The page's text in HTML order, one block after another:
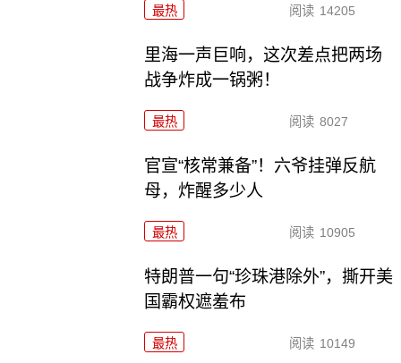
最热 阅读 14205
里海一声巨响，这次差点把两场
战争炸成一锅粥！
最热 阅读 8027
官宣“核常兼备”！六爷挂弹反航
母，炸醒多少人
最热 阅读 10905
特朗普一句“珍珠港除外”，撕开美
国霸权遮羞布
最热 阅读 10149